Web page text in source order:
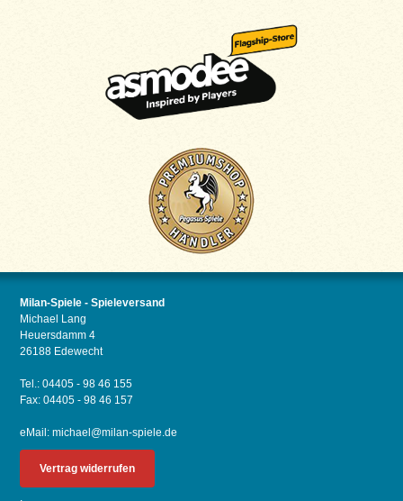
Milan-Spiele - Spieleversand
Michael Lang
Heuersdamm 4
26188 Edewecht
Tel.: 04405 - 98 46 155
Fax: 04405 - 98 46 157
eMail:michael@milan-spiele.de
Vertrag widerrufen